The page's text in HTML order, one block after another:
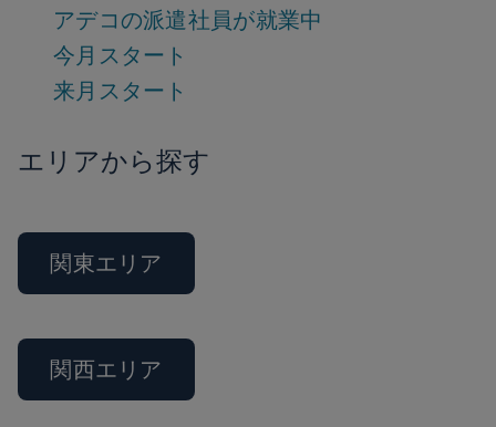
アデコの派遣社員が就業中
今月スタート
来月スタート
エリアから探す
関東エリア
関西エリア